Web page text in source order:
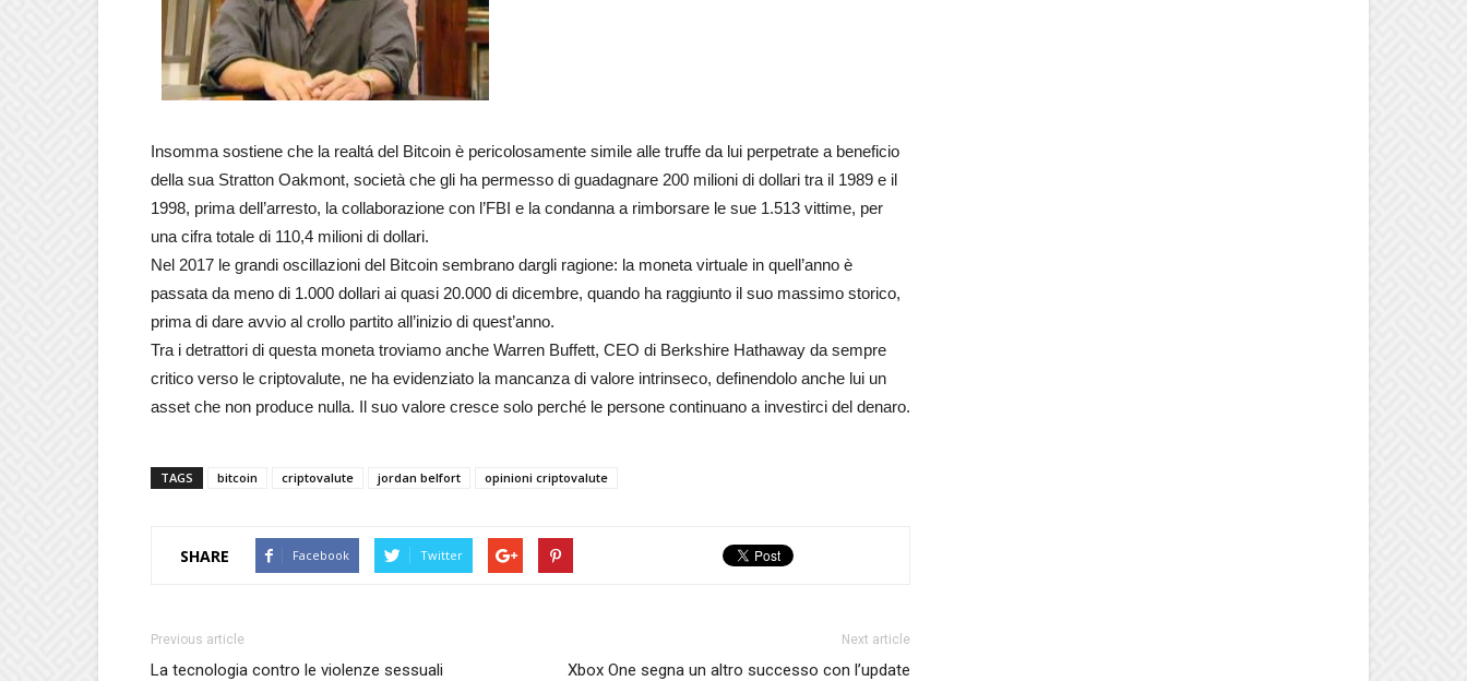
Insomma sostiene che la realtá del Bitcoin è pericolosamente simile alle truffe da lui perpetrate a beneficio
della sua Stratton Oakmont, società che gli ha permesso di guadagnare 200 milioni di dollari tra il 1989 e il
1998, prima dell’arresto, la collaborazione con l’FBI e la condanna a rimborsare le sue 1.513 vittime, per
una cifra totale di 110,4 milioni di dollari.
Nel 2017 le grandi oscillazioni del Bitcoin sembrano dargli ragione: la moneta virtuale in quell’anno è
passata da meno di 1.000 dollari ai quasi 20.000 di dicembre, quando ha raggiunto il suo massimo storico,
prima di dare avvio al crollo partito all’inizio di quest’anno.
Tra i detrattori di questa moneta troviamo anche Warren Buffett, CEO di Berkshire Hathaway da sempre
critico verso le criptovalute, ne ha evidenziato la mancanza di valore intrinseco, definendolo anche lui un
asset che non produce nulla. Il suo valore cresce solo perché le persone continuano a investirci del denaro.
TAGS bitcoin criptovalute jordan belfort opinioni criptovalute
SHARE Facebook Twitter
Previous article
La tecnologia contro le violenze sessuali
Next article
Xbox One segna un altro successo con l’update